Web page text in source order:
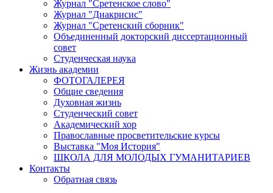
Журнал "Сретенское слово"
Журнал "Диакрисис"
Журнал "Сретенский сборник"
Объединенный докторский диссертационный
совет
Студенческая наука
Жизнь академии
ФОТОГАЛЕРЕЯ
Общие сведения
Духовная жизнь
Студенческий совет
Академический хор
Православные просветительские курсы
Выставка "Моя История"
ШКОЛА ДЛЯ МОЛОДЫХ ГУМАНИТАРИЕВ
Контакты
Обратная связь